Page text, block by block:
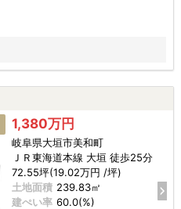
1,380万円
岐阜県大垣市美和町
ＪＲ東海道本線 大垣 徒歩25分
72.55坪(19.02万円 /坪)
土地面積 239.83㎡
建ぺい率 60.0(%)